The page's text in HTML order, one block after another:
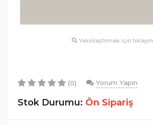
Yakınlaştırmak için tıklayın
(0) Yorum Yapın
Stok Durumu: Ön Sipariş